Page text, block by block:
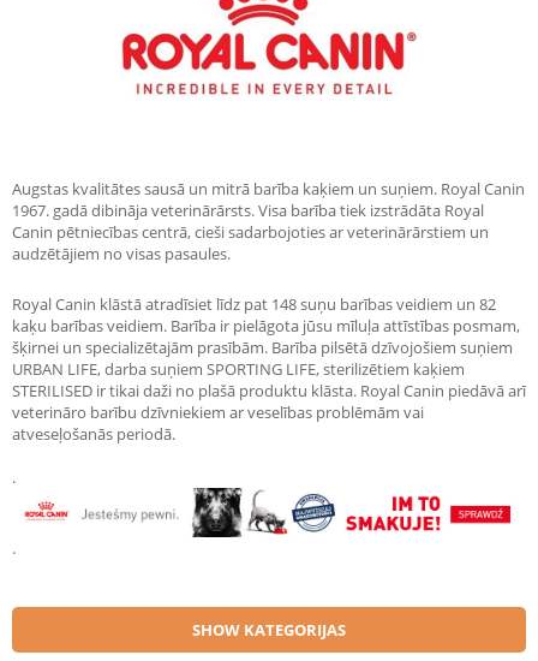
Augstas kvalitātes sausā un mitrā barība kaķiem un suņiem. Royal Canin
1967. gadā dibināja veterinārārsts. Visa barība tiek izstrādāta Royal
Canin pētniecības centrā, cieši sadarbojoties ar veterinārārstiem un
audzētājiem no visas pasaules.
Royal Canin klāstā atradīsiet līdz pat 148 suņu barības veidiem un 82
kaķu barības veidiem. Barība ir pielāgota jūsu mīluļa attīstības posmam,
šķirnei un specializētajām prasībām. Barība pilsētā dzīvojošiem suņiem
URBAN LIFE, darba suņiem SPORTING LIFE, sterilizētiem kaķiem
STERILISED ir tikai daži no plašā produktu klāsta. Royal Canin piedāvā arī
veterināro barību dzīvniekiem ar veselības problēmām vai
atveseļošanās periodā.
.
.
SHOW KATEGORIJAS